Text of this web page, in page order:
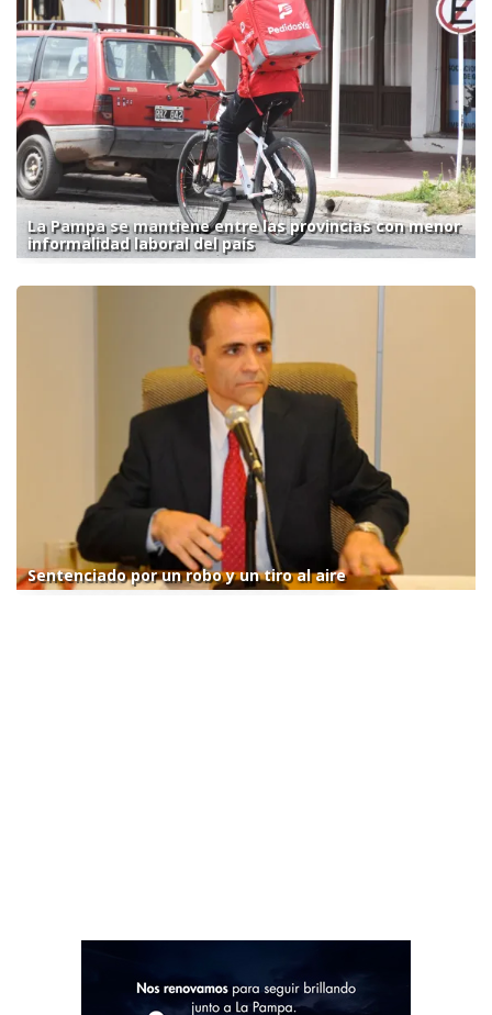
La Pampa se mantiene entre las provincias con menor
informalidad laboral del país
Sentenciado por un robo y un tiro al aire